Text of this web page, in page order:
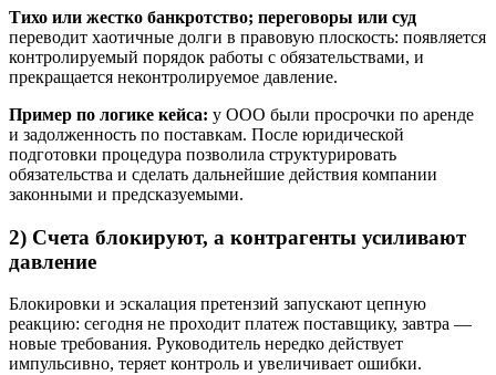
Тихо или жестко банкротство; переговоры или суд
переводит хаотичные долги в правовую плоскость: появляется
контролируемый порядок работы с обязательствами, и
прекращается неконтролируемое давление.
Пример по логике кейса: у ООО были просрочки по аренде
и задолженность по поставкам. После юридической
подготовки процедура позволила структурировать
обязательства и сделать дальнейшие действия компании
законными и предсказуемыми.
2) Счета блокируют, а контрагенты усиливают
давление
Блокировки и эскалация претензий запускают цепную
реакцию: сегодня не проходит платеж поставщику, завтра —
новые требования. Руководитель нередко действует
импульсивно, теряет контроль и увеличивает ошибки.